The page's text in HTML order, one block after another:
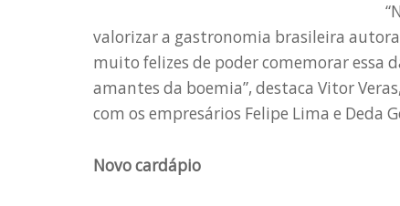
valorizar a gastronomia brasileira
muito felizes de poder comemorar essa
amantes da boemia”, destaca Vitor
com os empresários Felipe Lima e Deda
Novo cardápio